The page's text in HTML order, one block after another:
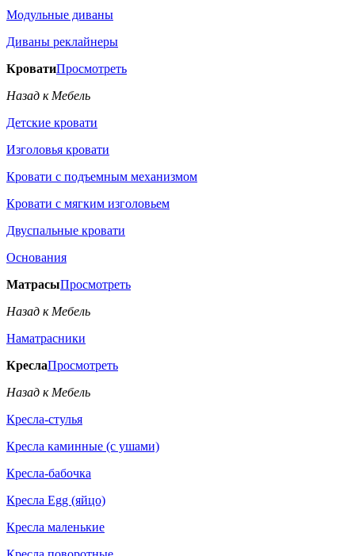
Модульные диваны
Диваны реклайнеры
КроватиПросмотреть
Назад к Мебель
Детские кровати
Изголовья кровати
Кровати с подъемным механизмом
Кровати с мягким изголовьем
Двуспальные кровати
Основания
МатрасыПросмотреть
Назад к Мебель
Наматрасники
КреслаПросмотреть
Назад к Мебель
Кресла-стулья
Кресла каминные (с ушами)
Кресла-бабочка
Кресла Egg (яйцо)
Кресла маленькие